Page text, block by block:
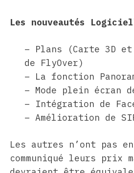
Les nouveautés
– Plans (Carte 3D
de FlyOver)
– La fonction
– Mode plein écran
– Intégration de
– Amélioration de
Les autres n’ont pas
communiqué leurs prix